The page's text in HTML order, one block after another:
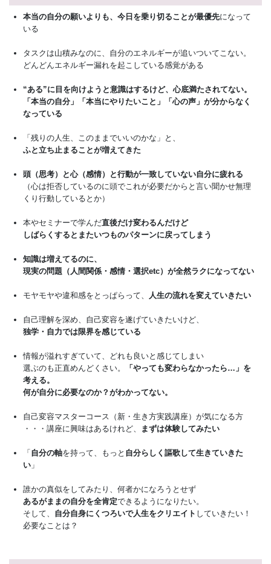
本当の自分の願いよりも、今日を乗り切ることが最優先になって
いる
タスクは山積みなのに、自分のエネルギーが追いついてこない。
どんどんエネルギー漏れを起こしている感覚がある
“ある”に目を向けようと意識はするけど、心底満たされてない。
「本当の自分」「本当にやりたいこと」「心の声」が分からなく
なっている
「残りの人生、このままでいいのかな」と、
ふと立ち止まることが増えてきた
頭（思考）と心（感情）と行動が一致していない自分に疲れる
（心は拒否しているのに頭でこれが必要だからと言い聞かせ無理
くり行動しているとか）
本やセミナーで学んだ直後だけ変わるんだけど
しばらくするとまたいつものパターンに戻ってしまう
知識は増えてるのに、
現実の問題（人間関係・感情・選択etc）が全然ラクになってない
モヤモヤや違和感をとっぱらって、 人生の流れを変えていきたい
自己理解を深め、自己変容を遂げていきたいけど、
独学・自力では限界を感じている
情報が溢れすぎていて、どれも良いと感じてしまい
選ぶのも正直めんどくさい。
「やっても変わらなかったら…」を
考える。
何が自分に必要なのか？がわかってない。
自己変容マスターコース（新・生き方実践講座）が気になる方
・・・講座に興味はあるけれど、
まずは体験してみたい
「 自分の軸を持って、もっと 自分らしく謳歌して生きていきた
い 」
誰かの真似をしてみたり、何者かになろうとせず
あるがままの自分を全肯定できるようになりたい。
そして、 自分自身にくつろいで人生をクリエイト していきたい！
必要なことは？